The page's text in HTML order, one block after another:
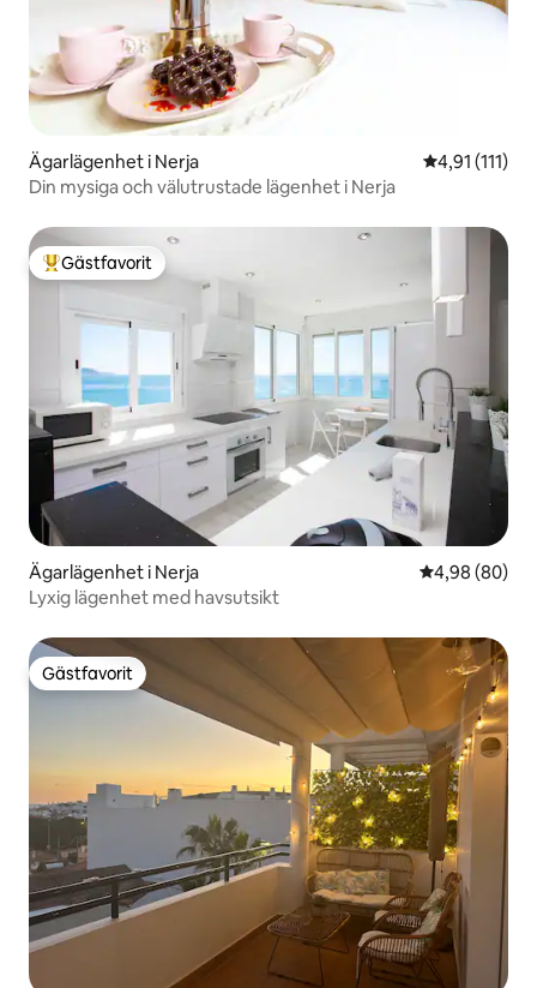
Ägarlägenhet i Nerja 4,91 av 5 i
4,91 (111)
Din mysiga och välutrustade lägenhet i Nerja
Populär gästfavorit
Gästfavorit
Ägarlägenhet i Nerja 4,98 av 5 i
4,98 (80)
Lyxig lägenhet med havsutsikt
Gästfavorit
Gästfavorit